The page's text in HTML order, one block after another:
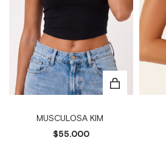
MUSCULOSA KIM
$55.000